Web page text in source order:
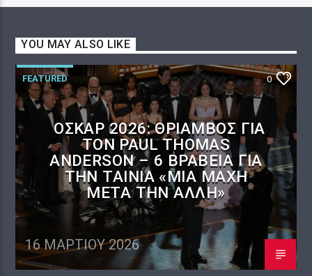
YOU MAY ALSO LIKE
FEATURED 0
ΌΣΚΑΡ 2026: ΘΡΊΑΜΒΟΣ ΓΙΑ
ΤΟΝ PAUL THOMAS
ANDERSON – 6 ΒΡΑΒΕΊΑ ΓΙΑ
ΤΗΝ ΤΑΙΝΊΑ «ΜΊΑ ΜΆΧΗ
ΜΕΤΆ ΤΗΝ ΆΛΛΗ»
16 ΜΑΡΤΊΟΥ 2026